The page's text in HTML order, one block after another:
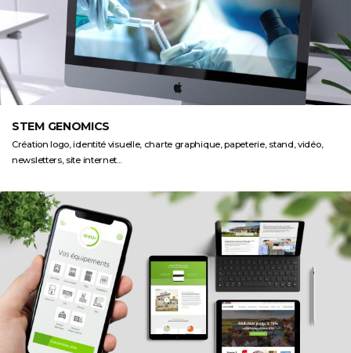
STEM GENOMICS
Création logo, identité visuelle, charte graphique, papeterie, stand, vidéo,
newsletters, site internet...